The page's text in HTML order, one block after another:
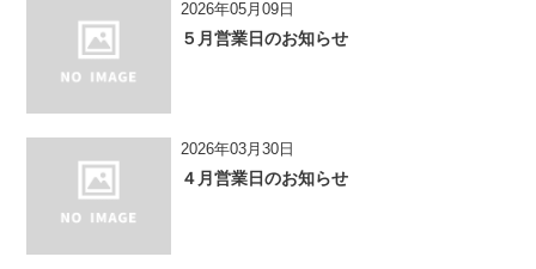
2026年05月09日
５月営業日のお知らせ
2026年03月30日
４月営業日のお知らせ